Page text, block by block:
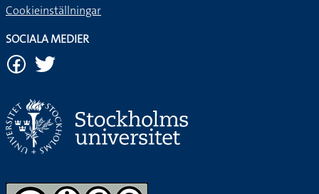
Cookieinställningar
SOCIALA MEDIER